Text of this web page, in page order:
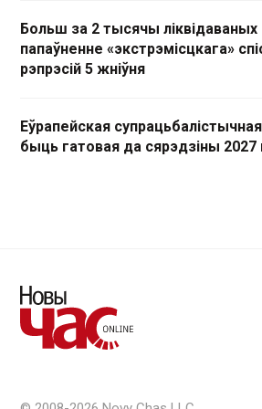
Больш за 2 тысячы ліквідаваных
папаўненне «экстрэмісцкага»
рэпрэсій 5 жніўня
Еўрапейская
быць гатовая да сярэдзіны 2027